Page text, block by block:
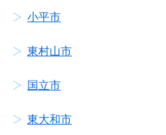
小平市
東村山市
国立市
東大和市